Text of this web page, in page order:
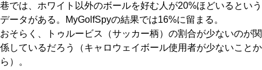
巷では、ホワイト以外のボールを好む人が20%ほどいるという
データがある。MyGolfSpyの結果では16%に留まる。
おそらく、トゥルービス（サッカー柄）の割合が少ないのが関
係しているだろう（キャロウェイボール使用者が少ないことか
ら）。